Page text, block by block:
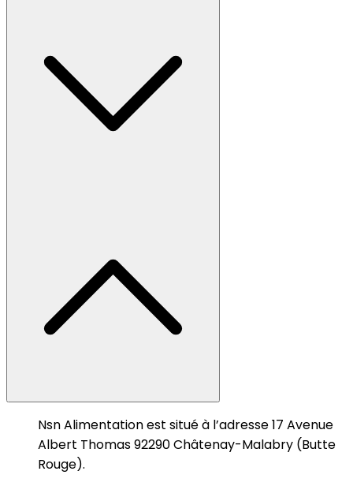
Nsn Alimentation est situé à l’adresse 17 Avenue
Albert Thomas 92290 Châtenay-Malabry (Butte
Rouge).